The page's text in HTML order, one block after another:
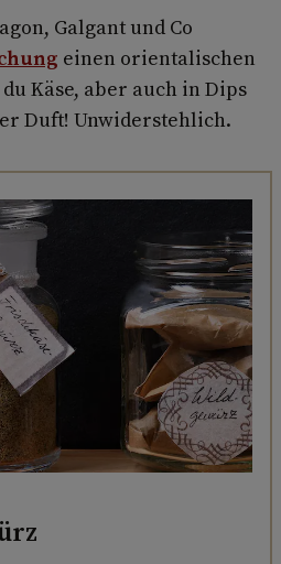
Galgant und Co
einen orientalischen
Käse, aber auch in Dips
Duft! Unwiderstehlich.